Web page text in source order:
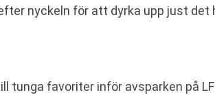
nyckeln för att dyrka upp just det
tunga favoriter inför avsparken på